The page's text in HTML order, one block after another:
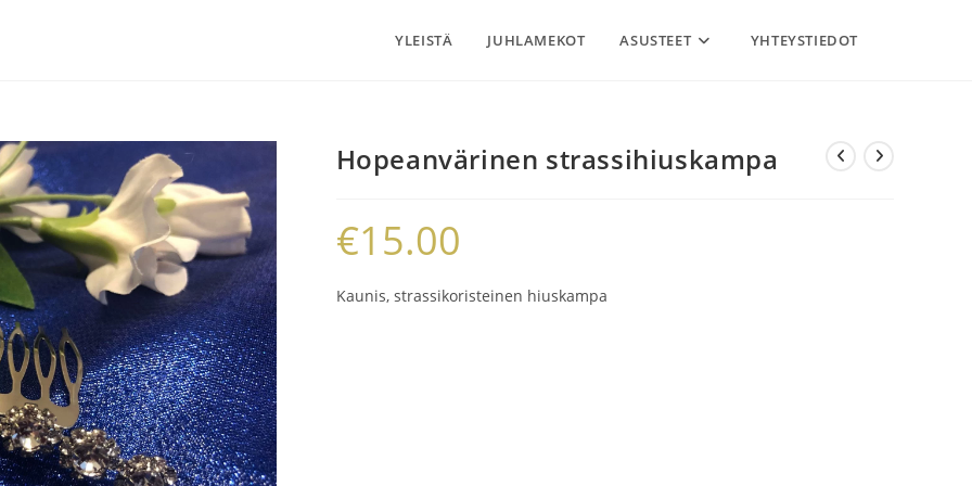
YLEISTÄ JUHLAMEKOT ASUSTEET YHTEYSTIEDOT
Hopeanvärinen strassihiuskampa
€15.00
Kaunis, strassikoristeinen hiuskampa